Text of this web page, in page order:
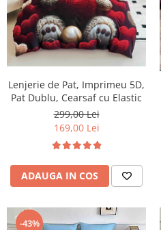
Lenjerie de Pat, Imprimeu 5D,
Pat Dublu, Cearsaf cu Elastic
299,00 Lei
169,00 Lei
ADAUGA IN COS
-43%